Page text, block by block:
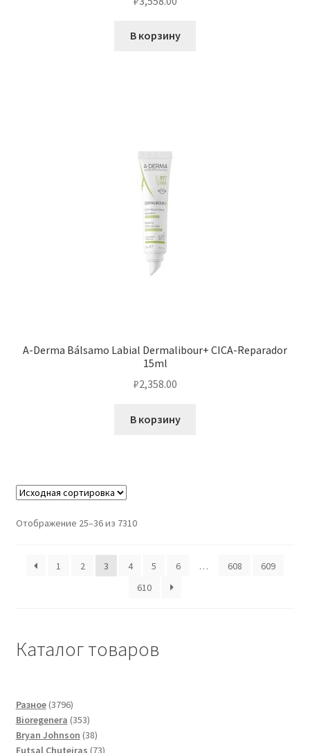
В корзину
A-Derma Bálsamo Labial Dermalibour+ CICA-Reparador
15ml
₽2,358.00
В корзину
Отображение 25–36 из 7310
1 2 3 4 5 6 … 608
609
610
Каталог товаров
Разное 37963796
товаров
Bioregenera 353353
товара
Bryan Johnson 3838
товаров
Futsal Сhuteiras 7373